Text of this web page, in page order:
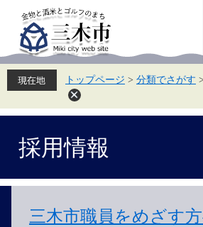
先
頭
を
飛
て
トップページ > 分類でさがす >
採用情報
三木市職員をめざす